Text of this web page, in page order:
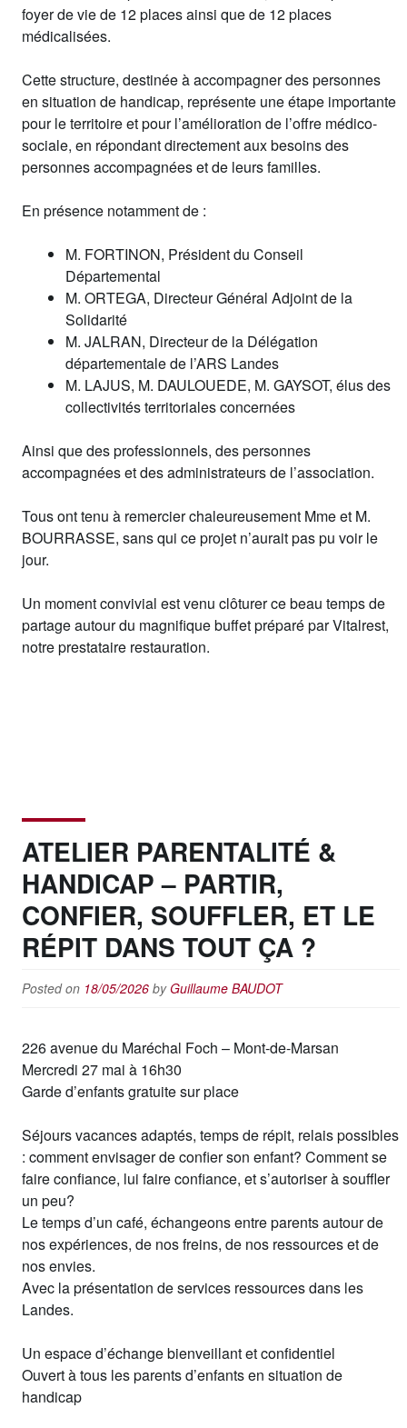
foyer de vie de 12 places ainsi que de 12 places
médicalisées.
Cette structure, destinée à accompagner des personnes
en situation de handicap, représente une étape importante
pour le territoire et pour l’amélioration de l’offre médico-
sociale, en répondant directement aux besoins des
personnes accompagnées et de leurs familles.
En présence notamment de :
M. FORTINON, Président du Conseil
Départemental
M. ORTEGA, Directeur Général Adjoint de la
Solidarité
M. JALRAN, Directeur de la Délégation
départementale de l’ARS Landes
M. LAJUS, M. DAULOUEDE, M. GAYSOT, élus des
collectivités territoriales concernées
Ainsi que des professionnels, des personnes
accompagnées et des administrateurs de l’association.
Tous ont tenu à remercier chaleureusement Mme et M.
BOURRASSE, sans qui ce projet n’aurait pas pu voir le
jour.
Un moment convivial est venu clôturer ce beau temps de
partage autour du magnifique buffet préparé par Vitalrest,
notre prestataire restauration.
ATELIER PARENTALITÉ &
HANDICAP – PARTIR,
CONFIER, SOUFFLER, ET LE
RÉPIT DANS TOUT ÇA ?
Posted on 18/05/2026 by Guillaume BAUDOT
226 avenue du Maréchal Foch – Mont-de-Marsan
Mercredi 27 mai à 16h30
Garde d’enfants gratuite sur place
Séjours vacances adaptés, temps de répit, relais possibles
: comment envisager de confier son enfant? Comment se
faire confiance, lui faire confiance, et s’autoriser à souffler
un peu?
Le temps d’un café, échangeons entre parents autour de
nos expériences, de nos freins, de nos ressources et de
nos envies.
Avec la présentation de services ressources dans les
Landes.
Un espace d’échange bienveillant et confidentiel
Ouvert à tous les parents d’enfants en situation de
handicap